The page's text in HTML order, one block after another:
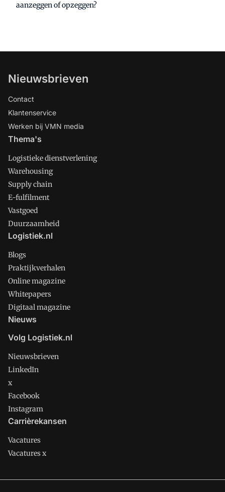
aanzeggen of opzeggen?
Nieuwsbrieven
Contact
Klantenservice
Werken bij VMN media
Thema's
Logistieke dienstverlening
Warehousing
Supply chain
E-fulfilment
Vastgoed
Duurzaamheid
Logistiek.nl
Blogs
Praktijkverhalen
Online magazine
Whitepapers
Digitaal magazine
Nieuws
Volg Logistiek.nl
Nieuwsbrieven
LinkedIn
x
Facebook
Instagram
Carrièrekansen
Vacatures
Vacatures x